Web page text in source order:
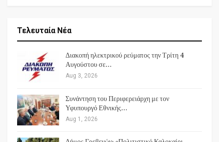
Τελευταία Νέα
Διακοπή ηλεκτρικού ρεύματος την Τρίτη 4
Αυγούστου σε…
Aug 3, 2026
Συνάντηση του Περιφερειάρχη με τον
Υφυπουργό Εθνικής…
Aug 1, 2026